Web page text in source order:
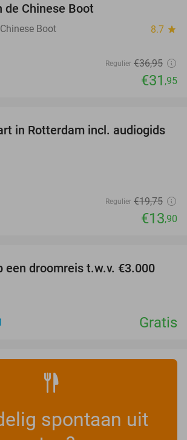
de Chinese Boot
Boot 8.7 star
Regulier €36,95
€31 ,95
30%
in Rotterdam incl. audiogids
Regulier €19,75
€13,90
een droomreis t.w.v. €3.000
Gratis
spontaan uit